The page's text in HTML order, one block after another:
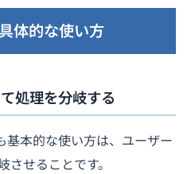
体的な使い方
処理を分岐する
基本的な使い方は、ユーザー
せることです。